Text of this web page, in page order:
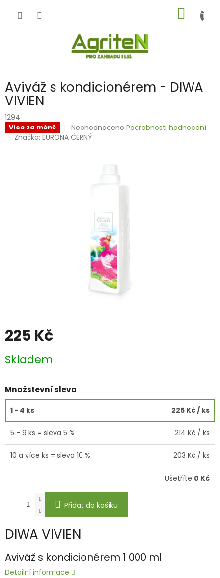
KOŠÍK
Aviváž s kondicionérem - DIWA
VIVIEN
1294
Více za méně
Průměrné
hodnocení
Neohodnoceno Podrobnosti hodnocení
Značka:EURONA ČERNÝ
225 Kč
cena:
Skladem
Množstevní sleva
1 - 4 ks 225 Kč / ks
5 - 9 ks = sleva 5 % 214 Kč / ks
10 a více ks = sleva 10 % 203 Kč / ks
Ušetříte 0 Kč
Přidat do košíku
DIWA VIVIEN
Aviváž s kondicionérem 1 000 ml
Detailní informace